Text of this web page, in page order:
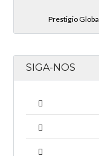
Prestigio
SIGA-NOS